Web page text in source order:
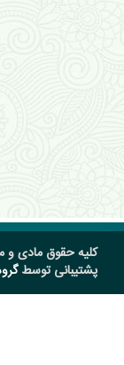
کلیه حقوق مادی
پشتیبانی توسط